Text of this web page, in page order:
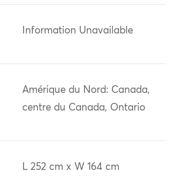
Information Unavailable
Amérique du Nord: Canada,
centre du Canada, Ontario
L 252 cm x W 164 cm